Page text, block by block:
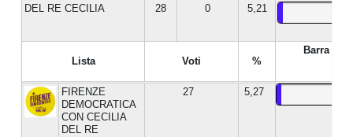
DEL RE CECILIA 28 0 5,21
Lista Voti %
Barra %
FIRENZE
DEMOCRATICA
CON CECILIA
DEL RE
27 5,27